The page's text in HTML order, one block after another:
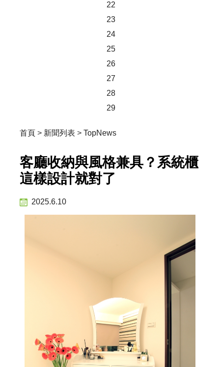
22
23
24
25
26
27
28
29
首頁 > 新聞列表 > TopNews
客廳收納與風格兼具？系統櫃
這樣設計就對了
2025.6.10